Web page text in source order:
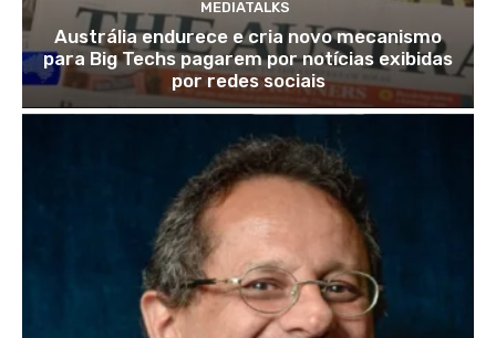
MEDIATALKS
Austrália endurece e cria novo mecanismo
para Big Techs pagarem por notícias exibidas
por redes sociais